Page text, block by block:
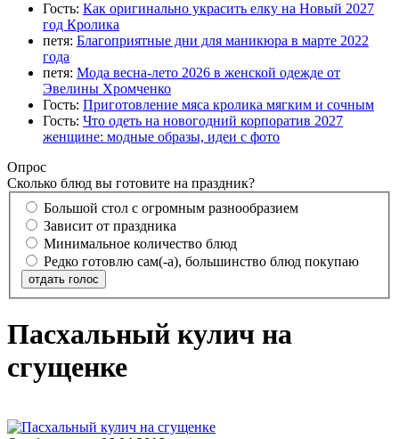
Гость: Как оригинально украсить елку на Новый 2027
год Кролика
петя: Благоприятные дни для маникюра в марте 2022
года
петя: Мода весна-лето 2026 в женской одежде от
Эвелины Хромченко
Гость: Приготовление мяса кролика мягким и сочным
Гость: Что одеть на новогодний корпоратив 2027
женщине: модные образы, идеи с фото
Опрос
Сколько блюд вы готовите на праздник?
Большой стол с огромным разнообразием
Зависит от праздника
Минимальное количество блюд
Редко готовлю сам(-а), большинство блюд покупаю
отдать голос
Пасхальный кулич на
сгущенке